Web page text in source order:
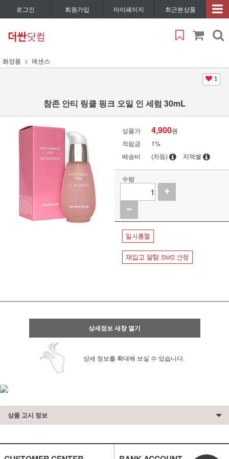
로그인 회원가입 마이페이지 최근본상품
화장품 에센스
1
참존 안티 링클 핑크 오일 인 세럼 30mL
상품가 4,900원
적립금
1%
배송비
(차등) 지역별
수량
상세정보 새창 열기
상세 정보를 확대해 보실 수 있습니다.
상품 고시 정보